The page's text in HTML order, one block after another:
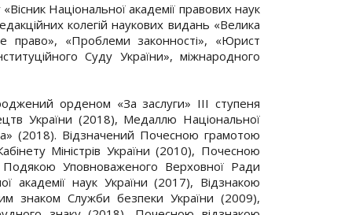
Національної академії правових наук
колегій наукових видань «Велика
право», «Проблеми законності», «Юрист
Суду України», міжнародного
орденом «За заслуги» III ступеня
України (2018), Медаллю Національної
(2018). Відзначений Почесною грамотою
Міністрів України (2010), Почесною
Подякою Уповноваженого Верховної Ради
академії наук України (2017), Відзнакою
знаком Служби безпеки України (2009),